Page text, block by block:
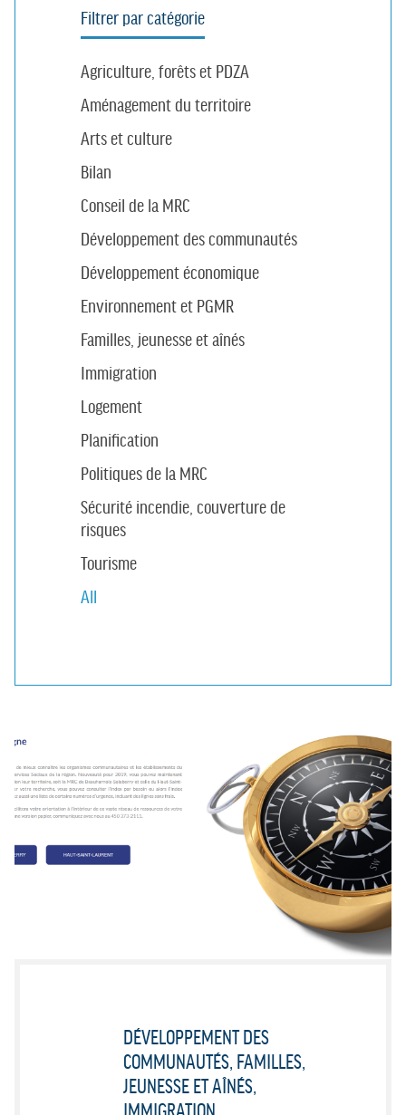
Filtrer par catégorie
Agriculture, forêts et PDZA
Aménagement du territoire
Arts et culture
Bilan
Conseil de la MRC
Développement des communautés
Développement économique
Environnement et PGMR
Familles, jeunesse et aînés
Immigration
Logement
Planification
Politiques de la MRC
Sécurité incendie, couverture de
risques
Tourisme
All
DÉVELOPPEMENT DES
COMMUNAUTÉS, FAMILLES,
JEUNESSE ET AÎNÉS,
IMMIGRATION